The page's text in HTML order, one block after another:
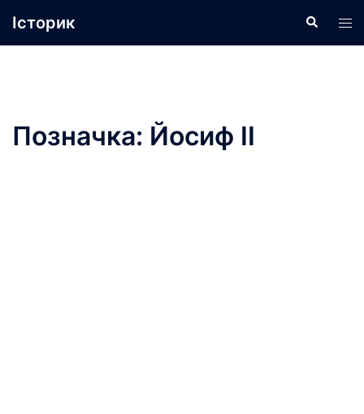
доІсторик Пошук
Позначка: Йосиф II